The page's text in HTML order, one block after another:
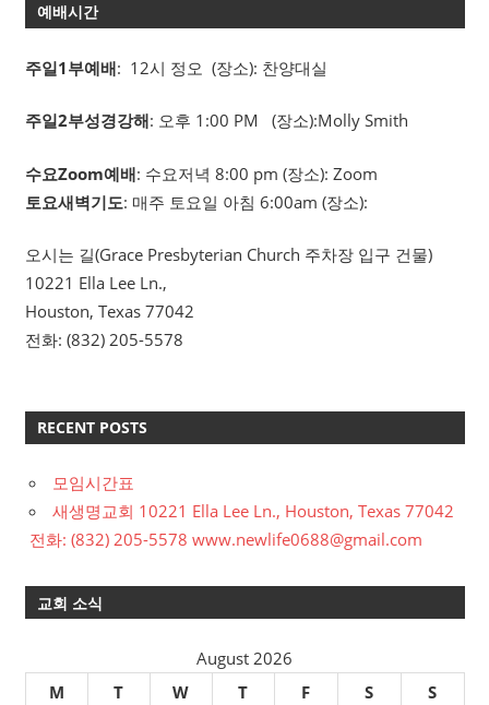
예배시간
주일1부예배: 12시 정오 (장소): 찬양대실
주일2부성경강해: 오후 1:00 PM (장소):Molly Smith
수요Zoom예배: 수요저녁 8:00 pm (장소): Zoom
토요새벽기도: 매주 토요일 아침 6:00am (장소):
오시는 길(Grace Presbyterian Church 주차장 입구 건물)
10221 Ella Lee Ln.,
Houston, Texas 77042
전화: (832) 205-5578
RECENT POSTS
모임시간표
새생명교회 10221 Ella Lee Ln., Houston, Texas 77042
전화: (832) 205-5578 www.newlife0688@gmail.com
교회 소식
August 2026
M
T W T F S
S